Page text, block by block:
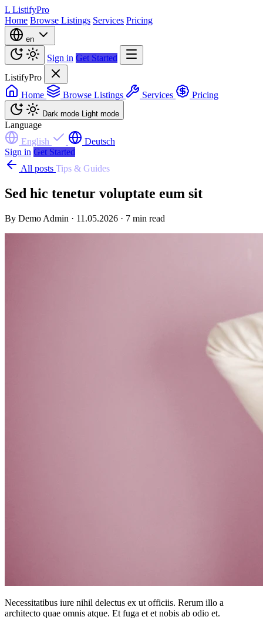
L ListifyPro
Home Browse Listings Services Pricing
en
Sign in Get Started
ListifyPro
Home
Browse Listings Services Pricing
Dark mode Light mode
Language
English
Deutsch
Sign in Get Started
All posts Tips & Guides
Sed hic tenetur voluptate eum sit
By Demo Admin · 11.05.2026 · 7 min read
Necessitatibus iure nihil delectus ex ut officiis. Rerum illo a
architecto quae omnis atque. Et fuga et et nobis ab odio et.